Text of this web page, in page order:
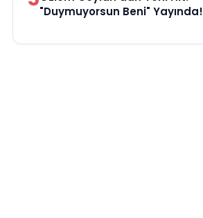
"Duymuyorsun Beni" Yayında!